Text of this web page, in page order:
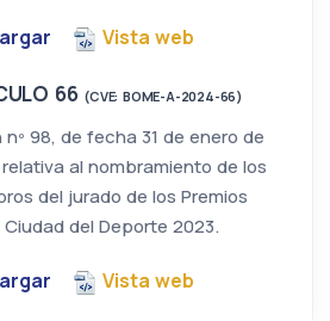
Vista web
66 (CVE: BOME-A-2024-66)
nº 98, de fecha 31 de enero de
al nombramiento de los
del jurado de los Premios
Ciudad del Deporte 2023.
Vista web